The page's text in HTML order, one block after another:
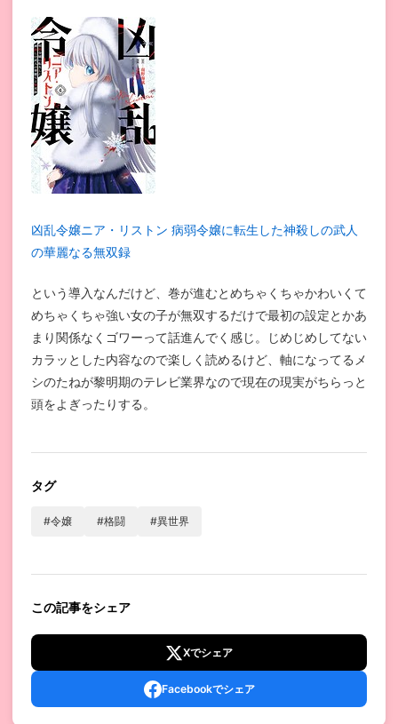
凶乱令嬢ニア・リストン 病弱令嬢に転生した神殺しの武人
の華麗なる無双録
という導入なんだけど、巻が進むとめちゃくちゃかわいくて
めちゃくちゃ強い女の子が無双するだけで最初の設定とかあ
まり関係なくゴワーって話進んでく感じ。じめじめしてない
カラッとした内容なので楽しく読めるけど、軸になってるメ
シのたねが黎明期のテレビ業界なので現在の現実がちらっと
頭をよぎったりする。
タグ
#令嬢 #格闘 #異世界
この記事をシェア
Xでシェア
Facebookでシェア